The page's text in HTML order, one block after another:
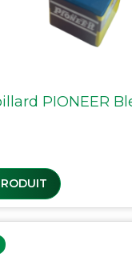
PIONEER